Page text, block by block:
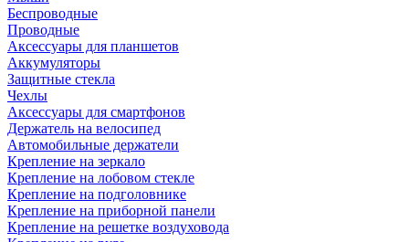
Беспроводные
Проводные
Аксессуары для планшетов
Аккумуляторы
Защитные стекла
Чехлы
Аксессуары для смартфонов
Держатель на велосипед
Автомобильные держатели
Крепление на зеркало
Крепление на лобовом стекле
Крепление на подголовнике
Крепление на приборной панели
Крепление на решетке воздуховода